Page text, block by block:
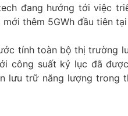
đang hướng tới việc
thêm 5GWh đầu tiên
tính toàn bộ thị trường
công suất kỷ lục đã
lưu trữ năng lượng trong